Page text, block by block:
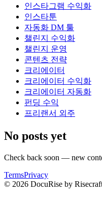
인스타그램 수익화
인스타툰
자동화 DM 툴
챌린지 수익화
챌린지 운영
콘텐츠 전략
크리에이터
크리에이터 수익화
크리에이터 자동화
펀딩 수익
프리랜서 외주
No posts yet
Check back soon — new
TermsPrivacy
© 2026 DocuRise by